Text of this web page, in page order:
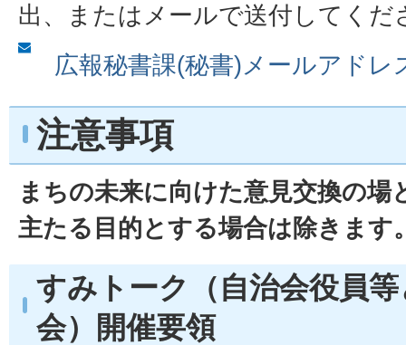
出、またはメールで送付してくだ
広報秘書課(秘書)メールアドレ
注意事項
まちの未来に向けた意見交換の場
主たる目的とする場合は除きます
すみトーク（自治会役員
会）開催要領